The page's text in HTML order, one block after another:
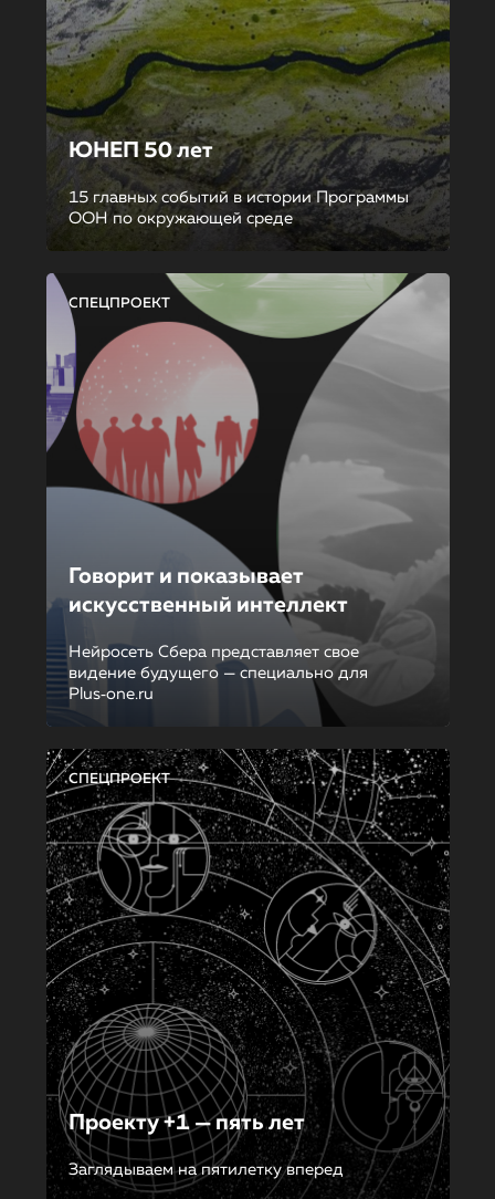
ЮНЕП 50 лет
15 главных событий в истории Программы
ООН по окружающей среде
СПЕЦПРОЕКТ
Говорит и показывает
искусственный интеллект
Нейросеть Сбера представляет свое
видение будущего — специально для
Plus‑one.ru
СПЕЦПРОЕКТ
Проекту +1 — пять лет
Заглядываем на пятилетку вперед